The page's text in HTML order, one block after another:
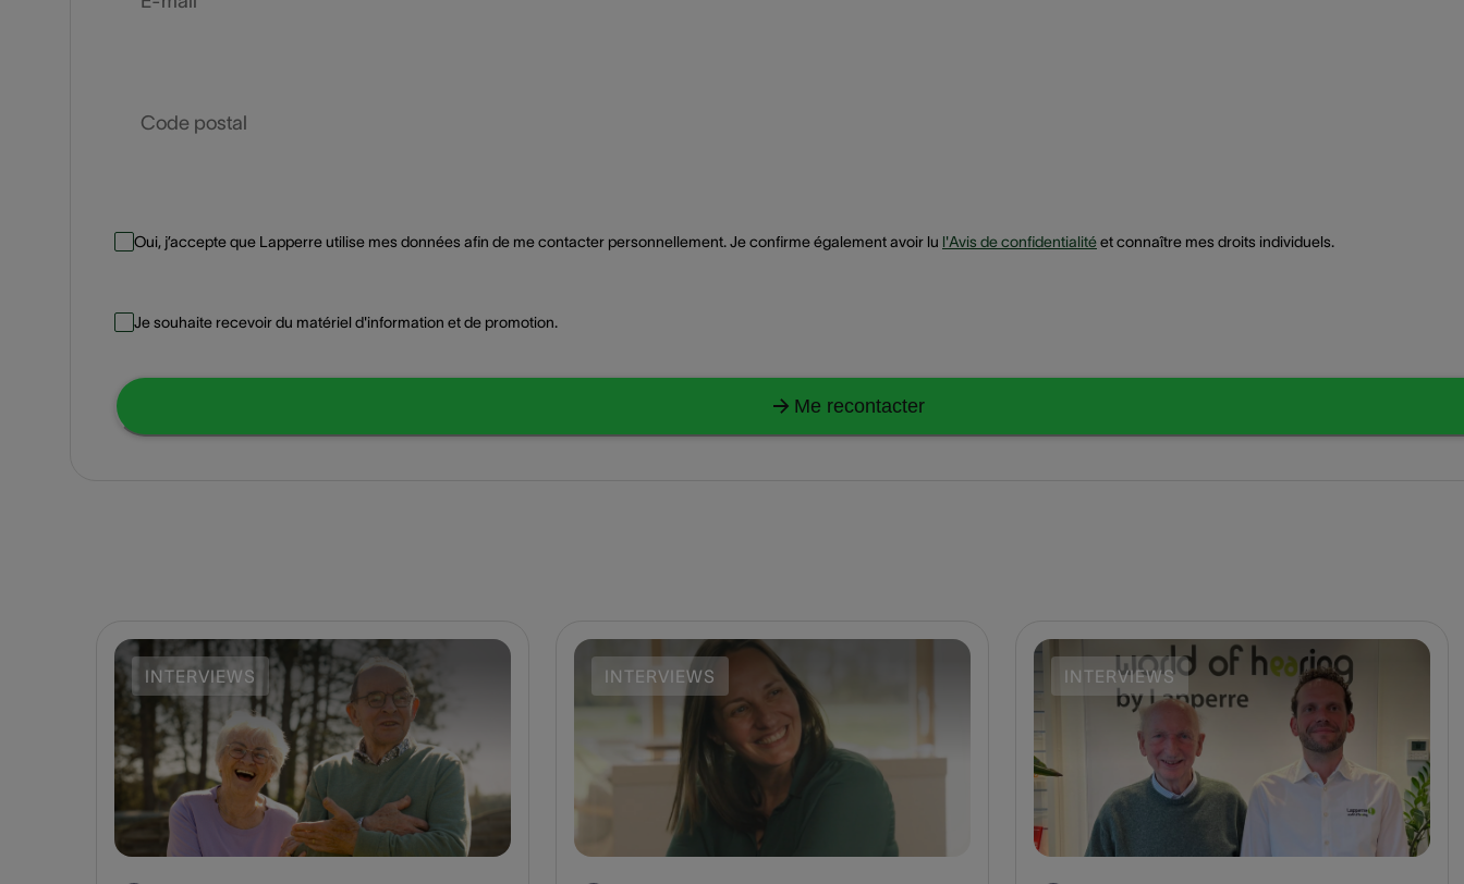
Code postal
Oui, j’accepte que Lapperre utilise mes données afin de me contacter personnellement. Je confirme également avoir lu l'Avis de confidentialitéet connaître mes droits individuels.
Je souhaite recevoir du matériel d'information et de promotion.
Me recontacter
INTERVIEWS INTERVIEWS INTERVIEWS